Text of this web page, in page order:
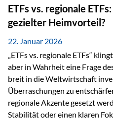
ETFs vs. regionale
gezielter Heimvorteil?
22. Januar 2026
„ETFs vs. regionale ETFs“
aber in Wahrheit eine Frage
breit in die Weltwirtschaft
Überraschungen zu
regionale Akzente gesetzt
Stabilität oder einen klaren